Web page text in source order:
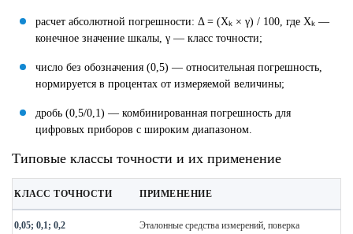
расчет абсолютной погрешности: Δ = (Xₖ × γ) / 100, где Xₖ —
конечное значение шкалы, γ — класс точности;
число без обозначения (0,5) — относительная погрешность,
нормируется в процентах от измеряемой величины;
дробь (0,5/0,1) — комбинированная погрешность для
цифровых приборов с широким диапазоном.
Типовые классы точности и их применение
КЛАСС ТОЧНОСТИ ПРИМЕНЕНИЕ
0,05; 0,1; 0,2 Эталонные средства измерений, поверка